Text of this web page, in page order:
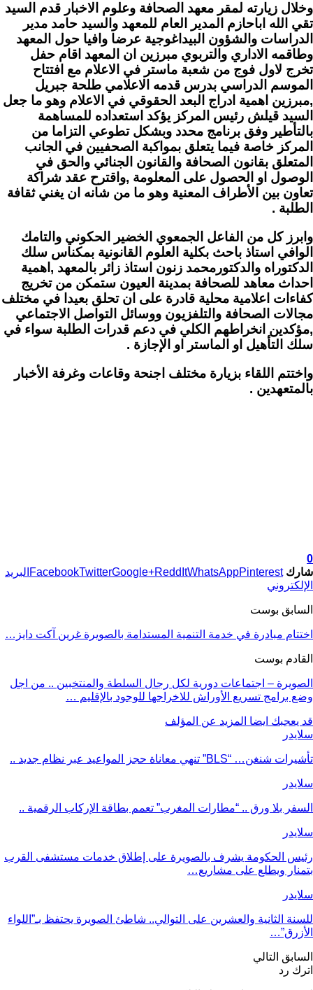
وخلال زيارته لمقر معهد الصحافة وعلوم الاخبار قدم السيد
تقي الله اباحازم المدير العام للمعهد والسيد حامد مدير
الدراسات والشؤون البيداغوجية عرضا وافيا حول المعهد
وطاقمه الاداري والتربوي مبرزين ان المعهد اقام حفل
تخرج لاول فوج من شعبة ماستر في الاعلام مع افتتاح
الموسم الدراسي بدرس قدمه الاعلامي طلحة جبريل
,مبرزين اهمية ادراج البعد الحقوقي في الاعلام وهو ما جعل
السيد قيلش رئيس المركز يؤكد استعداده للمساهمة
بالتأطير وفق برنامج محدد وبشكل تطوعي التزاما من
المركز خاصة فيما يتعلق بمواكبة الصحفيين في الجانب
المتعلق بقانون الصحافة والقانون الجنائي والحق في
الوصول او الحصول على المعلومة ,واقترح عقد شراكة
تعاون بين الأطراف المعنية وهو ما من شانه ان يغني ثقافة
الطلبة .
وابرز كل من الفاعل الجمعوي الخضير الحكوني والتامك
الوافي استاذ باحث بكلية العلوم القانونية بمكناس سلك
الدكتوراه والدكتورمحمد زنون استاذ زائر بالمعهد ,اهمية
احداث معاهد للصحافة بمدينة العيون ستمكن من تخريج
كفاءات اعلامية محلية قادرة على ان تحلق بعيدا في مختلف
مجالات الصحافة والتلفزيون ووسائل التواصل الاجتماعي
,مؤكدين انخراطهم الكلي في دعم قدرات الطلبة سواء في
سلك التأهيل او الماستر او الإجازة .
واختتم اللقاء بزيارة مختلف اجنحة وقاعات وغرفة الأخبار
بالمتعهدين .
0
شارك
FacebookTwitterGoogle+ReddItWhatsAppPinterest
البريد
الإلكتروني
السابق بوست
اختتام مبادرة في خدمة التنمية المستدامة بالصويرة غرين آكت دايز…
القادم بوست
الصويرة – اجتماعات دورية لكل رجال السلطة والمنتخبين .. من اجل
وضع برامج تسريع الأوراش للاخراجها للوجود بالإقليم …
قد يعجبك ايضا المزيد عن المؤلف
سلايدر
تأشيرات شنغن… “BLS” تنهي معاناة حجز المواعيد عبر نظام جديد ..
سلايدر
السفر بلا ورق .. “مطارات المغرب” تعمم بطاقة الإركاب الرقمية ..
سلايدر
رئيس الحكومة يشرف بالصويرة على إطلاق خدمات مستشفى القرب
بتمنار ويطلع على مشاريع…
سلايدر
للسنة الثانية والعشرين على التوالي.. شاطئ الصويرة يحتفظ بـ”اللواء
الأزرق”…
السابق التالي
اترك رد